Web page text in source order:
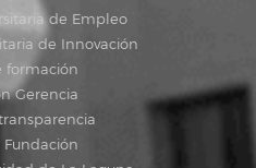
de Empleo
de Innovación
formación
Gerencia
Fundación